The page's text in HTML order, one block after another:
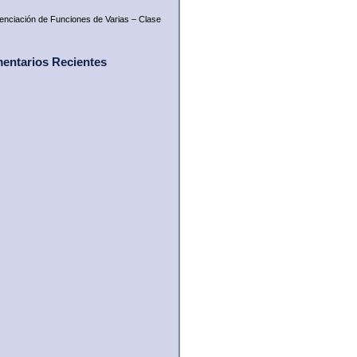
de Funciones de Varias – Clase
Recientes